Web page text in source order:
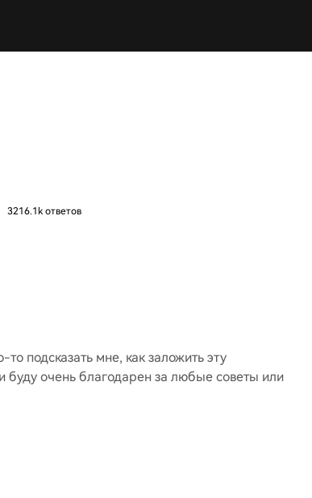
3216.1k ответов
подсказать мне, как заложить эту
буду очень благодарен за любые советы или